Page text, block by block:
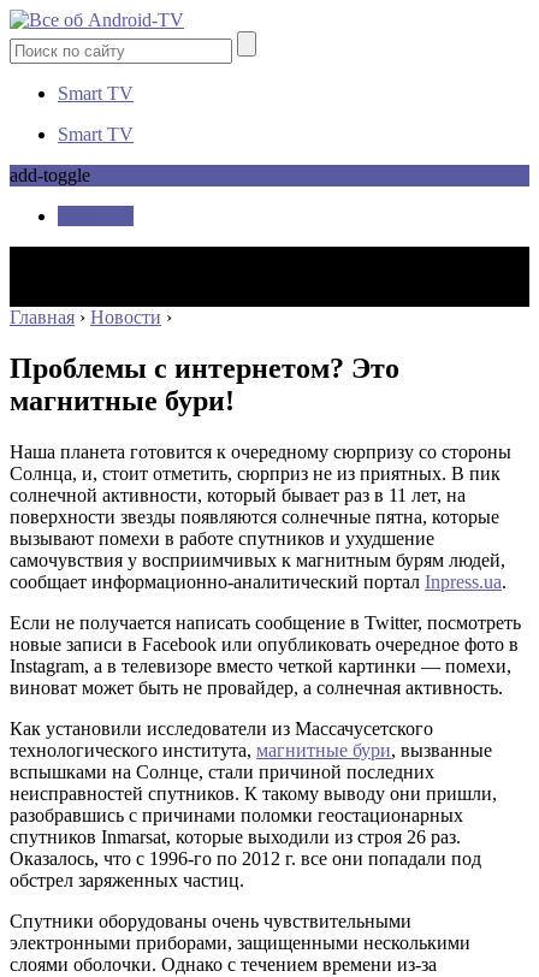
Smart TV
Smart TV
add-toggle
Главная › Новости ›
Проблемы с интернетом? Это
магнитные бури!
Наша планета готовится к очередному сюрпризу со стороны
Солнца, и, стоит отметить, сюрприз не из приятных. В пик
солнечной активности, который бывает раз в 11 лет, на
поверхности звезды появляются солнечные пятна, которые
вызывают помехи в работе спутников и ухудшение
самочувствия у восприимчивых к магнитным бурям людей,
сообщает информационно-аналитический портал Inpress.ua.
Если не получается написать сообщение в Twitter, посмотреть
новые записи в Facebook или опубликовать очередное фото в
Instagram, а в телевизоре вместо четкой картинки — помехи,
виноват может быть не провайдер, а солнечная активность.
Как установили исследователи из Массачусетского
технологического института, магнитные бури, вызванные
вспышками на Солнце, стали причиной последних
неисправностей спутников. К такому выводу они пришли,
разобравшись с причинами поломки геостационарных
спутников Inmarsat, которые выходили из строя 26 раз.
Оказалось, что с 1996-го по 2012 г. все они попадали под
обстрел заряженных частиц.
Спутники оборудованы очень чувствительными
электронными приборами, защищенными несколькими
слоями оболочки. Однако с течением времени из-за